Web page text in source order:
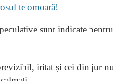
te omoară!
sunt indicate
iritat și cei din jur